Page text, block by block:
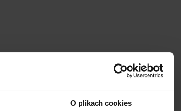
O plikach cookies
i udział w
który